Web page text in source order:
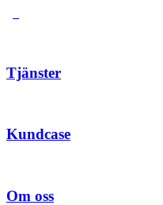
Tjänster
Kundcase
Om oss